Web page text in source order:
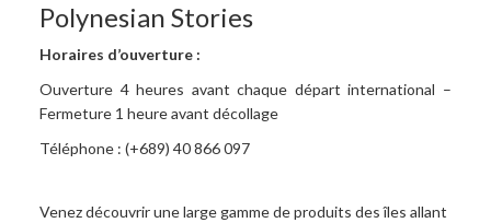
Polynesian Stories
Horaires d’ouverture :
Ouverture 4 heures avant chaque départ international –
Fermeture 1 heure avant décollage
Téléphone : (+689) 40 866 097
Venez découvrir une large gamme de produits des îles allant